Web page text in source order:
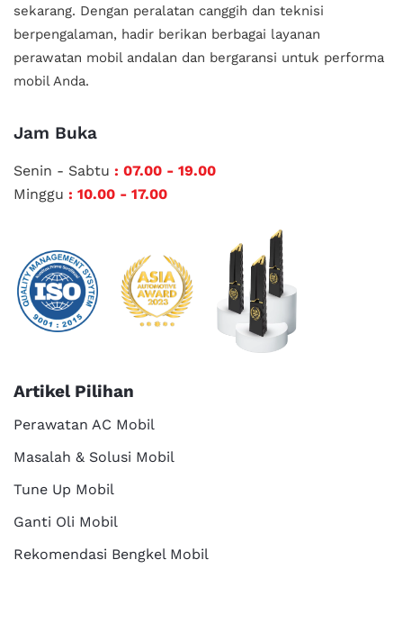
sekarang. Dengan peralatan canggih dan teknisi
berpengalaman, hadir berikan berbagai layanan
perawatan mobil andalan dan bergaransi untuk performa
mobil Anda.
Jam Buka
Senin - Sabtu : 07.00 - 19.00
Minggu : 10.00 - 17.00
Artikel Pilihan
Perawatan AC Mobil
Masalah & Solusi Mobil
Tune Up Mobil
Ganti Oli Mobil
Rekomendasi Bengkel Mobil